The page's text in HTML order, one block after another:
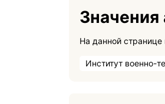
Институт военно-